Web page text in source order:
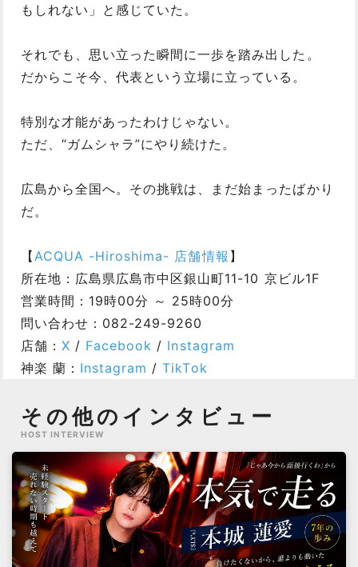
もしれない」と感じていた。
それでも、思い立った瞬間に一歩を踏み出した。
だからこそ今、代表という立場に立っている。
特別な才能があったわけじゃない。
ただ、“ガムシャラ”にやり続けた。
広島から全国へ。その挑戦は、まだ始まったばかり
だ。
【 ACQUA -Hiroshima- 店舗情報 】
所在地：広島県広島市中区銀山町11-10 京ビル1F
営業時間：19時00分 ～ 25時00分
問い合わせ：082-249-9260
店舗：X / Facebook / Instagram
神楽 蘭： Instagram /TikTok
その他のインタビュー
HOST INTERVIEW